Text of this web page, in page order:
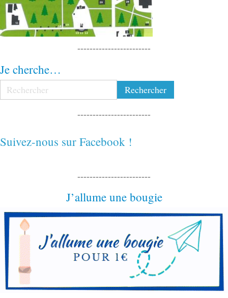
------------------------
Je cherche…
------------------------
Suivez-nous sur Facebook !
------------------------
J’allume une bougie